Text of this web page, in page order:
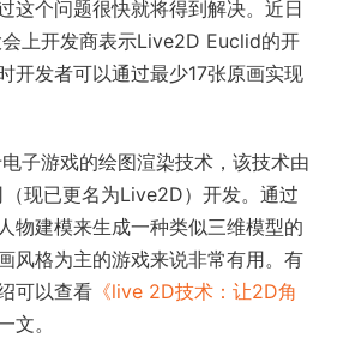
这个问题很快就将得到解决。近日
上开发商表示Live2D Euclid的开
开发者可以通过最少17张原画实现
子游戏的绘图渲染技术，该技术由
现已更名为Live2D）开发。通过
物建模来生成一种类似三维模型的
风格为主的游戏来说非常有用。有
可以查看 《live 2D技术：让2D角
文。